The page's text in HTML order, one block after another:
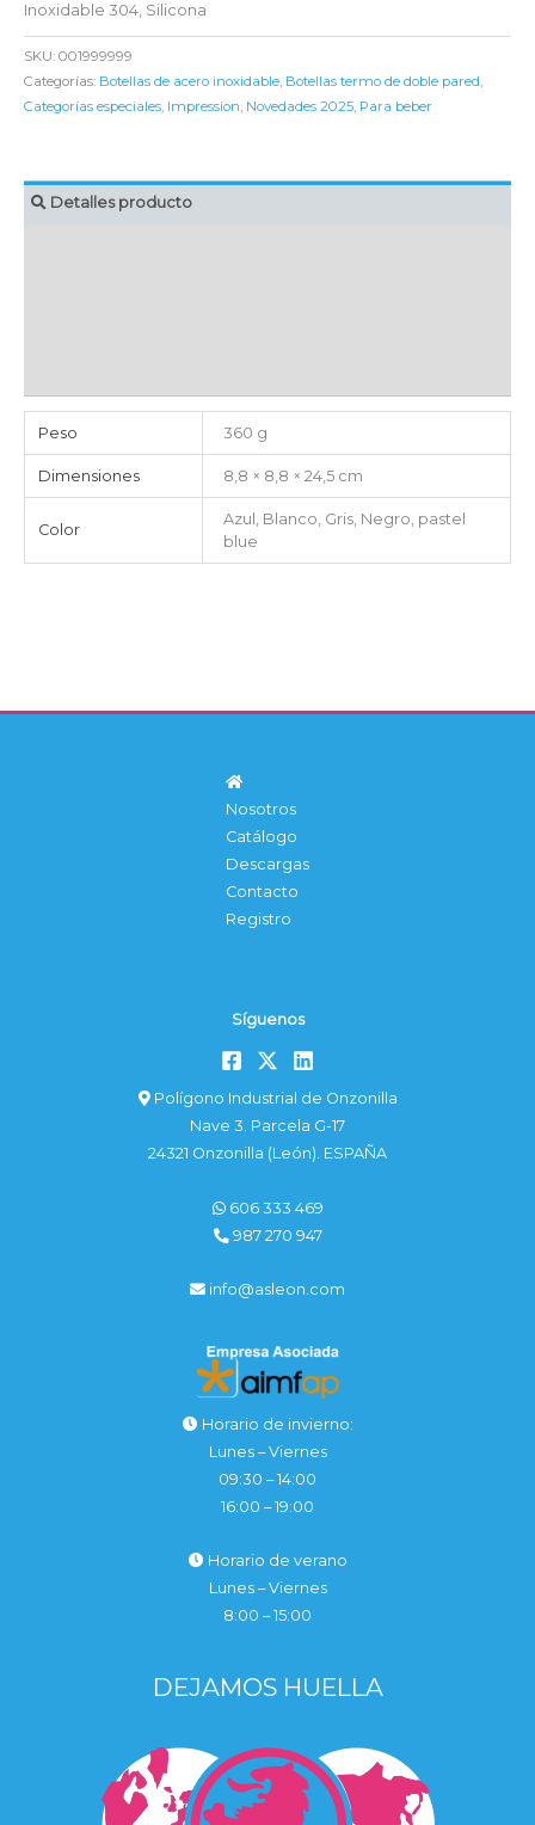
Inoxidable 304, Silicona
SKU: 001999999
Categorías: Botellas de acero inoxidable, Botellas termo de doble pared,
Categorías especiales, Impression, Novedades 2025, Para beber
Detalles producto
Peso 360 g
Dimensiones 8,8 × 8,8 × 24,5 cm
Color
Azul, Blanco, Gris, Negro, pastel
blue
Nosotros
Catálogo
Descargas
Contacto
Registro
Síguenos
Polígono Industrial de Onzonilla
Nave 3. Parcela G-17
24321 Onzonilla (León). ESPAÑA
606 333 469
987 270 947
info@asleon.com
Horario de invierno:
Lunes – Viernes
09:30 – 14:00
16:00 – 19:00
Horario de verano
Lunes – Viernes
8:00 – 15:00
DEJAMOS HUELLA